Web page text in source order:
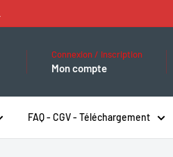
Connexion / Inscription
Mon compte
FAQ - CGV - Téléchargement